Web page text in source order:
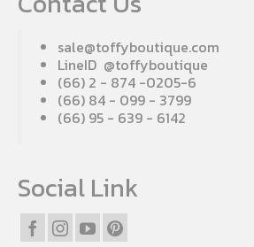
sale@toffyboutique.com
LineID @toffyboutique
(66) 2 - 874 -0205-6
(66) 84 - 099 - 3799
(66) 95 - 639 - 6142
Social Link